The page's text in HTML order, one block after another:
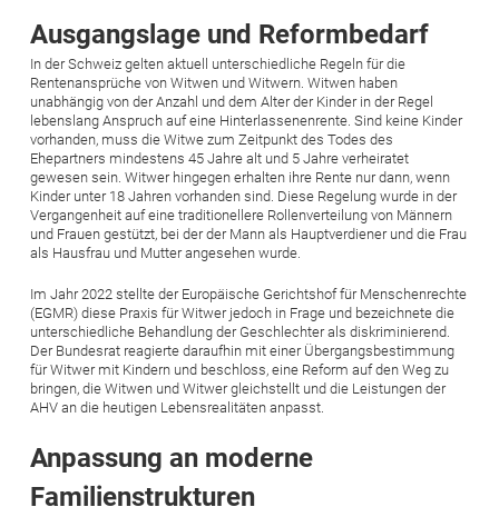
Ausgangslage und Reformbedarf
In der Schweiz gelten aktuell unterschiedliche Regeln für die
Rentenansprüche von Witwen und Witwern. Witwen haben
unabhängig von der Anzahl und dem Alter der Kinder in der Regel
lebenslang Anspruch auf eine Hinterlassenenrente. Sind keine Kinder
vorhanden, muss die Witwe zum Zeitpunkt des Todes des
Ehepartners mindestens 45 Jahre alt und 5 Jahre verheiratet
gewesen sein. Witwer hingegen erhalten ihre Rente nur dann, wenn
Kinder unter 18 Jahren vorhanden sind. Diese Regelung wurde in der
Vergangenheit auf eine traditionellere Rollenverteilung von Männern
und Frauen gestützt, bei der der Mann als Hauptverdiener und die Frau
als Hausfrau und Mutter angesehen wurde.
Im Jahr 2022 stellte der Europäische Gerichtshof für Menschenrechte
(EGMR) diese Praxis für Witwer jedoch in Frage und bezeichnete die
unterschiedliche Behandlung der Geschlechter als diskriminierend.
Der Bundesrat reagierte daraufhin mit einer Übergangsbestimmung
für Witwer mit Kindern und beschloss, eine Reform auf den Weg zu
bringen, die Witwen und Witwer gleichstellt und die Leistungen der
AHV an die heutigen Lebensrealitäten anpasst.
Anpassung an moderne
Familienstrukturen